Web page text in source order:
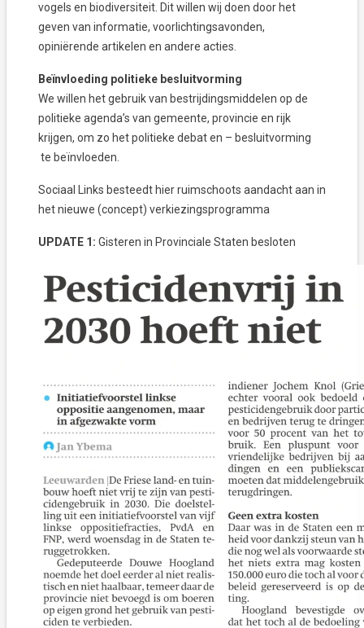
vogels en biodiversiteit. Dit willen wij doen door het
geven van informatie, voorlichtingsavonden,
opiniërende artikelen en andere acties.
Beïnvloeding politieke besluitvorming
We willen het gebruik van bestrijdingsmiddelen op de
politieke agenda’s van gemeente, provincie en rijk
krijgen, om zo het politieke debat en – besluitvorming
te beïnvloeden.
Sociaal Links besteedt hier ruimschoots aandacht aan in
het nieuwe (concept) verkiezingsprogramma
UPDATE 1: Gisteren in Provinciale Staten besloten